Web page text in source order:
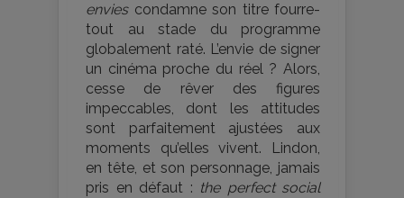
enviescondamne son titre fourre-
tout au stade du programme
globalement raté. L’envie de signer
un cinéma proche du réel ? Alors,
cesse de rêver des figures
impeccables, dont les attitudes
sont parfaitement ajustées aux
moments qu’elles vivent. Lindon,
en tête, et son personnage, jamais
pris en défaut : the perfect social